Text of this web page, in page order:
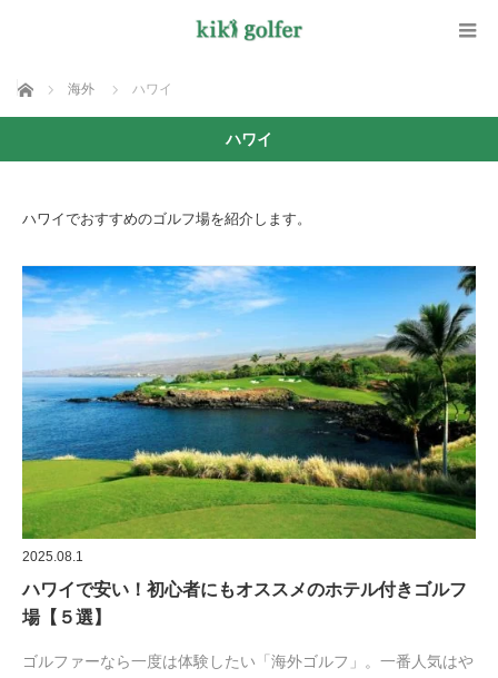
ホーム 海外 ハワイ
ハワイ
ハワイでおすすめのゴルフ場を紹介します。
2025.08.1
ハワイで安い！初心者にもオススメのホテル付きゴルフ
場【５選】
ゴルファーなら一度は体験したい「海外ゴルフ」。一番人気はや